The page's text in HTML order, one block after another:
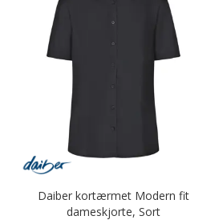
Daiber kortærmet Modern fit
dameskjorte, Sort